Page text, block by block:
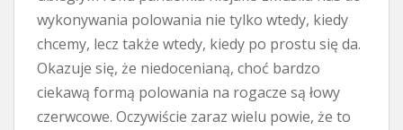
wykonywania polowania nie tylko wtedy, kiedy
chcemy, lecz także wtedy, kiedy po prostu się da.
Okazuje się, że niedocenianą, choć bardzo
ciekawą formą polowania na rogacze są łowy
czerwcowe. Oczywiście zaraz wielu powie, że to